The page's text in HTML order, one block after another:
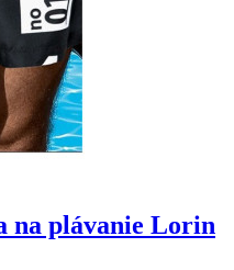
na plávanie Lorin